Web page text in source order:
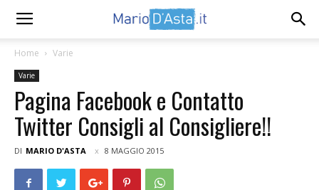
Home Varie
Varie
Pagina Facebook e Contatto
Twitter Consigli al Consigliere!!
DI MARIO D'ASTA 8 MAGGIO 2015